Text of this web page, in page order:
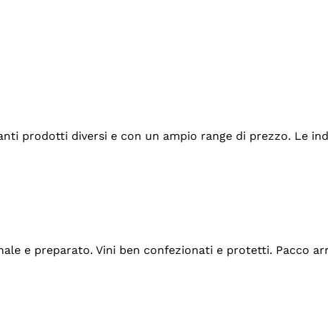
prodotti diversi e con un ampio range di prezzo. Le
e preparato. Vini ben confezionati e protetti. Pacco